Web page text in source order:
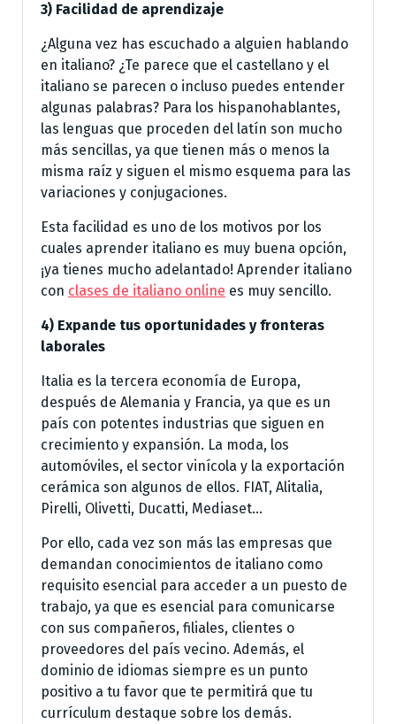
3) Facilidad de aprendizaje
¿Alguna vez has escuchado a alguien hablando
en italiano? ¿Te parece que el castellano y el
italiano se parecen o incluso puedes entender
algunas palabras? Para los hispanohablantes,
las lenguas que proceden del latín son mucho
más sencillas, ya que tienen más o menos la
misma raíz y siguen el mismo esquema para las
variaciones y conjugaciones.
Esta facilidad es uno de los motivos por los
cuales aprender italiano es muy buena opción,
¡ya tienes mucho adelantado! Aprender italiano
con clases de italiano online es muy sencillo.
4) Expande tus oportunidades y fronteras
laborales
Italia es la tercera economía de Europa,
después de Alemania y Francia, ya que es un
país con potentes industrias que siguen en
crecimiento y expansión. La moda, los
automóviles, el sector vinícola y la exportación
cerámica son algunos de ellos. FIAT, Alitalia,
Pirelli, Olivetti, Ducatti, Mediaset…
Por ello, cada vez son más las empresas que
demandan conocimientos de italiano como
requisito esencial para acceder a un puesto de
trabajo, ya que es esencial para comunicarse
con sus compañeros, filiales, clientes o
proveedores del país vecino. Además, el
dominio de idiomas siempre es un punto
positivo a tu favor que te permitirá que tu
currículum destaque sobre los demás.